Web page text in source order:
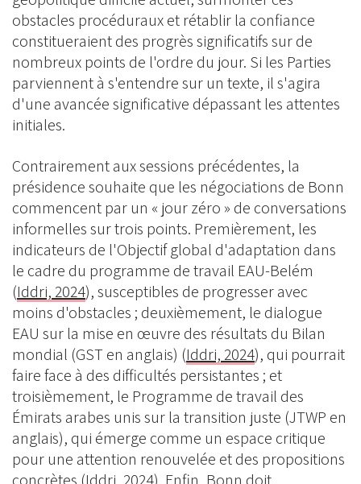
obstacles procéduraux et rétablir la confiance
constitueraient des progrès significatifs sur de
nombreux points de l'ordre du jour. Si les Parties
parviennent à s'entendre sur un texte, il s'agira
d'une avancée significative dépassant les attentes
initiales.
Contrairement aux sessions précédentes, la
présidence souhaite que les négociations de Bonn
commencent par un « jour zéro » de conversations
informelles sur trois points. Premièrement, les
indicateurs de l'Objectif global d'adaptation dans
le cadre du programme de travail EAU-Belém
(Iddri, 2024), susceptibles de progresser avec
moins d'obstacles ; deuxièmement, le dialogue
EAU sur la mise en œuvre des résultats du Bilan
mondial (GST en anglais) (Iddri, 2024), qui pourrait
faire face à des difficultés persistantes ; et
troisièmement, le Programme de travail des
Émirats arabes unis sur la transition juste (JTWP en
anglais), qui émerge comme un espace critique
pour une attention renouvelée et des propositions